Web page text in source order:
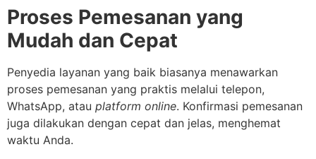
Proses Pemesanan yang
Mudah dan Cepat
Penyedia layanan yang baik biasanya menawarkan
proses pemesanan yang praktis melalui telepon,
WhatsApp, atau platform online. Konfirmasi pemesanan
juga dilakukan dengan cepat dan jelas, menghemat
waktu Anda.